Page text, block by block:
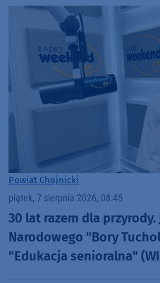
Powiat Chojnicki
piątek, 7 sierpnia 2026, 08:45
30 lat razem dla
Narodowego "Bory
"Edukacja senioralna"